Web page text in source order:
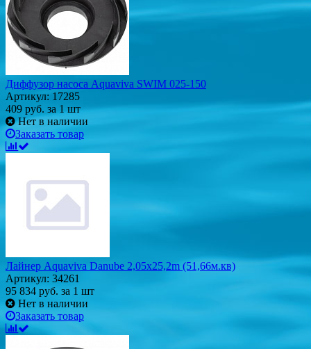
Диффузор насоса Aquaviva SWIM 025-150
Артикул: 17285
409 руб. за 1 шт
Нет в наличии
Заказать товар
Лайнер Aquaviva Danube 2,05x25,2m (51,66м.кв)
Артикул: 34261
95 834 руб. за 1 шт
Нет в наличии
Заказать товар